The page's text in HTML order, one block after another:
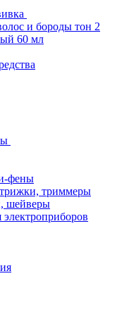
и бороды тон 2
60 мл
фены
триммеры
шейверы